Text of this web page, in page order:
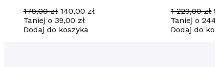
179,00zł Pierwotna
cena
wynosiła:
140,00 złAktualna
Taniej o 39,00 zł
Dodaj do koszyka
W
1 229,00zł
Taniej o
Dodaj do